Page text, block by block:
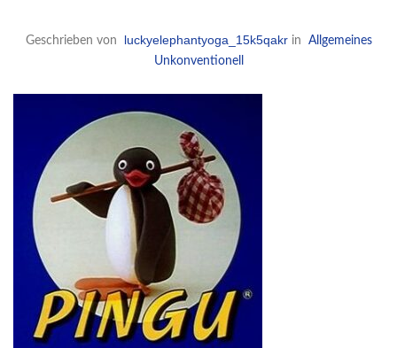
Geschrieben von luckyelephantyoga_15k5qakrin
Allgemeines
Unkonventionell